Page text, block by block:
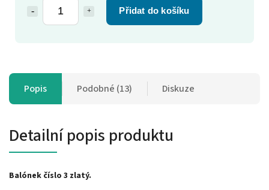
Přidat do košíku
Popis Podobné (13) Diskuze
Detailní popis produktu
Balónek číslo 3 zlatý.